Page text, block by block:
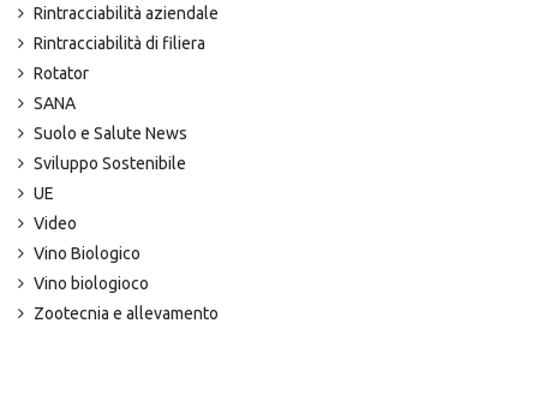
Rintracciabilità aziendale
Rintracciabilità di filiera
Rotator
SANA
Suolo e Salute News
Sviluppo Sostenibile
UE
Video
Vino Biologico
Vino biologioco
Zootecnia e allevamento